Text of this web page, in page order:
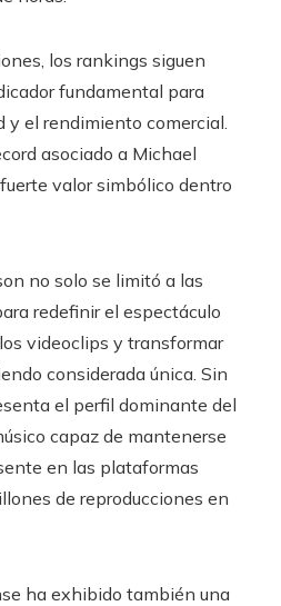
los rankings siguen
fundamental para
y el rendimiento comercial.
asociado a Michael
valor simbólico dentro
no solo se limitó a las
redefinir el espectáculo
videoclips y transformar
considerada única. Sin
el perfil dominante del
capaz de mantenerse
en las plataformas
de reproducciones en
ha exhibido también una